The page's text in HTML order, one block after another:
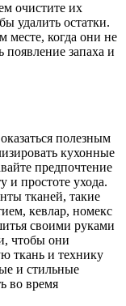
очистите их
удалить остатки.
месте, когда они не
появление запаха и
полезным
кухонные
предпочтение
и простоте ухода.
тканей, такие
кевлар, номекс
своими руками
чтобы они
ткань и технику
и стильные
во время